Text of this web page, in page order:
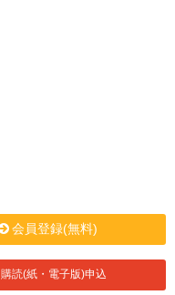
会員登録(無料)
購読(紙・電子版)申込